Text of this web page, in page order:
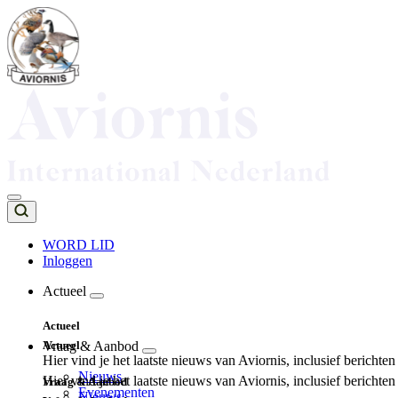
Overslaan
en
naar
de
inhoud
Top
navigation
WORD LID
Inloggen
navigation
Actueel
Actueel
Hier vind je het laatste nieuws van Aviornis, inclusief
Nieuws
Evenementen
Actueel
Hier vind je het laatste nieuws van Aviornis, inclusief
Vraag & Aanbod
Vraag & Aanbod